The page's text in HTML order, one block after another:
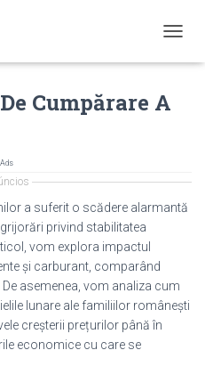
O
V
G
O
Cumpărare A
Ads
a suferit o scădere alarmantă
privind stabilitatea
vom explora impactul
și carburant, comparând
asemenea, vom analiza cum
lunare ale familiilor românești
creșterii prețurilor până în
economice cu care se